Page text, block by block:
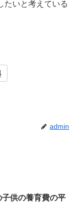
たいと考えている
admin
供の養育費の平